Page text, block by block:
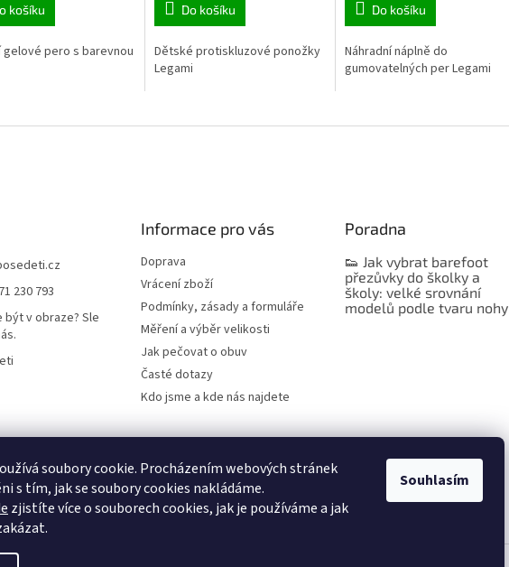
soubory cookie. Procházením webových stránek
s tím, jak se soubory cookies nakládáme.
zjistíte více o souborech cookies, jak je používáme a jak
Souhlasím
košíku
gelové pero s barevnou
Do košíku
Dětské protiskluzové ponožky
Legami
Do košíku
Náhradní náplně do
gumovatelných per Legami
230 793
být v obraze? Sle
Informace pro vás
Doprava
Vrácení zboží
Podmínky, zásady a formuláře
Měření a výběr velikosti
Jak pečovat o obuv
Časté dotazy
Kdo jsme a kde nás najdete
Poradna
👟 Jak vybrat barefoot
přezůvky do školky a
školy: velké srovnání
modelů podle tvaru nohy